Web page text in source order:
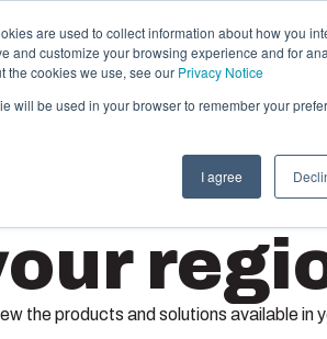
are used to collect information about how you
and customize your browsing experience and for
the cookies we use, see our Privacy Notice
will be used in your browser to remember your
I agree
Wir liefern komplette elektrische
Engineering und
Montage und Tests bis hin zu
the products and solutions available in